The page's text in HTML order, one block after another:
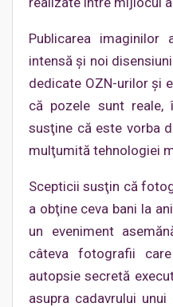
Publicarea imaginilor
intensă şi noi
dedicate OZN-urilor şi
că pozele sunt
susţine că este vorba
mulţumită tehnologiei
Scepticii susţin că
a obţine ceva bani la
un eveniment
câteva fotografii
autopsie secretă
asupra cadavrului